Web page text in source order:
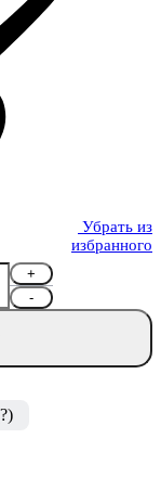
Убрать из
избранного
+
-